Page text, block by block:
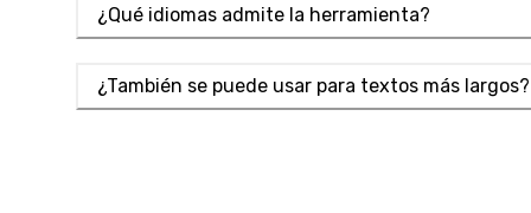
¿Qué idiomas admite la herramienta?
¿También se puede usar para textos más largos?